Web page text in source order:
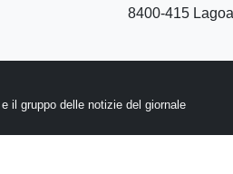
8400-415
il gruppo delle notizie del giornale